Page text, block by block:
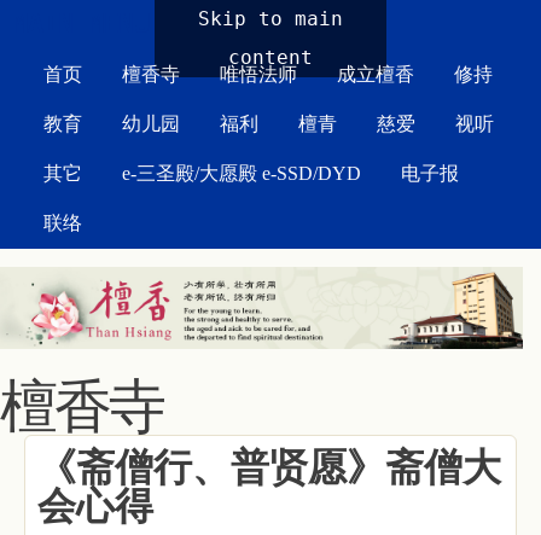
Skip to main
content
首页 檀香寺 唯悟法师 成立檀香 修持
教育 幼儿园 福利 檀青 慈爱 视听
其它 e-三圣殿/大愿殿 e-SSD/DYD 电子报
联络
檀香寺
《斋僧行、普贤愿》斋僧大
会心得